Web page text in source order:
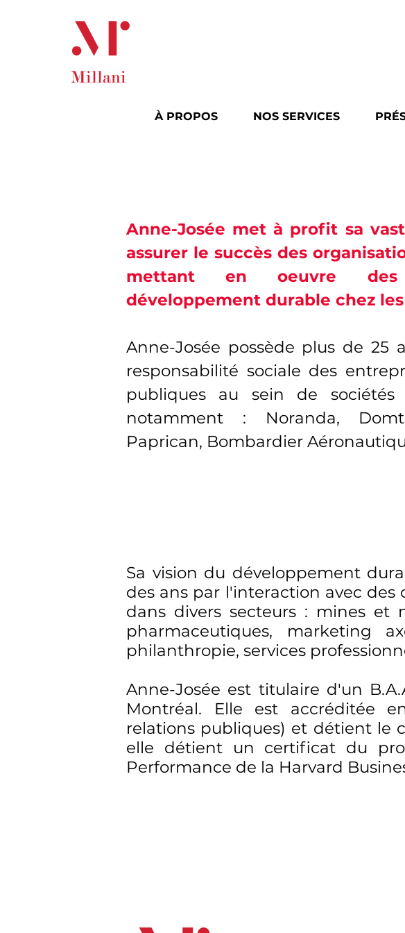
À PROPOS NOS SERVICES
Anne-Josée met à profit sa
assurer le succès des
mettant en oeuvre
développement durable chez
Anne-Josée possède plus de 25
responsabilité sociale des
publiques au sein de sociétés
notamment : Noranda,
Paprican, Bombardier
Sa vision du développement
des ans par l'interaction avec
dans divers secteurs : mines et
pharmaceutiques, marketing
philanthropie, services
Anne-Josée est titulaire d'un
Montréal. Elle est accréditée
relations publiques) et détient le
elle détient un certificat du
Performance de la Harvard